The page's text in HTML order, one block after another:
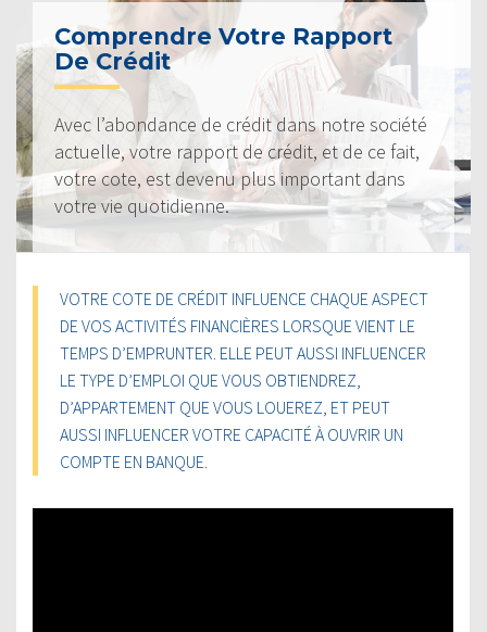
Comprendre Votre Rapport
De Crédit
Avec l’abondance de crédit dans notre société
actuelle, votre rapport de crédit, et de ce fait,
votre cote, est devenu plus important dans
votre vie quotidienne.
VOTRE COTE DE CRÉDIT INFLUENCE CHAQUE ASPECT
DE VOS ACTIVITÉS FINANCIÈRES LORSQUE VIENT LE
TEMPS D’EMPRUNTER. ELLE PEUT AUSSI INFLUENCER
LE TYPE D’EMPLOI QUE VOUS OBTIENDREZ,
D’APPARTEMENT QUE VOUS LOUEREZ, ET PEUT
AUSSI INFLUENCER VOTRE CAPACITÉ À OUVRIR UN
COMPTE EN BANQUE.